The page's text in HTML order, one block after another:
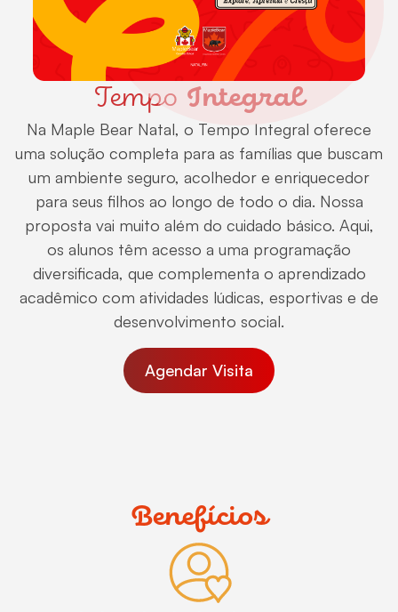
Tempo Integral
Na Maple Bear Natal, o Tempo Integral oferece
uma solução completa para as famílias que buscam
um ambiente seguro, acolhedor e enriquecedor
para seus filhos ao longo de todo o dia. Nossa
proposta vai muito além do cuidado básico. Aqui,
os alunos têm acesso a uma programação
diversificada, que complementa o aprendizado
acadêmico com atividades lúdicas, esportivas e de
desenvolvimento social.
Agendar Visita
Benefícios